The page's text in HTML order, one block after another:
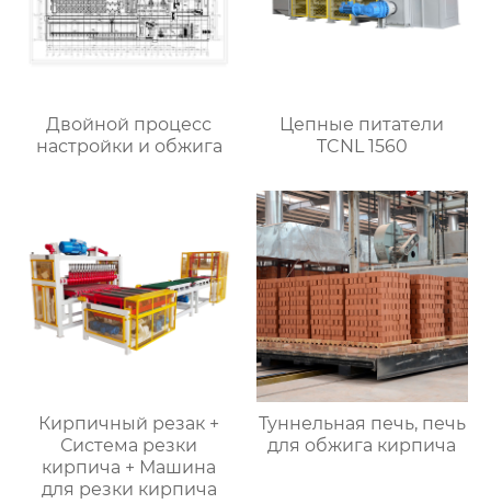
Двойной процесс
настройки и обжига
Цепные питатели
TCNL 1560
Кирпичный резак +
Система резки
кирпича + Машина
для резки кирпича
Туннельная печь, печь
для обжига кирпича